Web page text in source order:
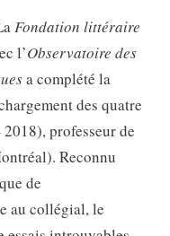
Fondation littéraire
l’Observatoire des
a complété la
des quatre
professeur de
Reconnu
de
au collégial, le